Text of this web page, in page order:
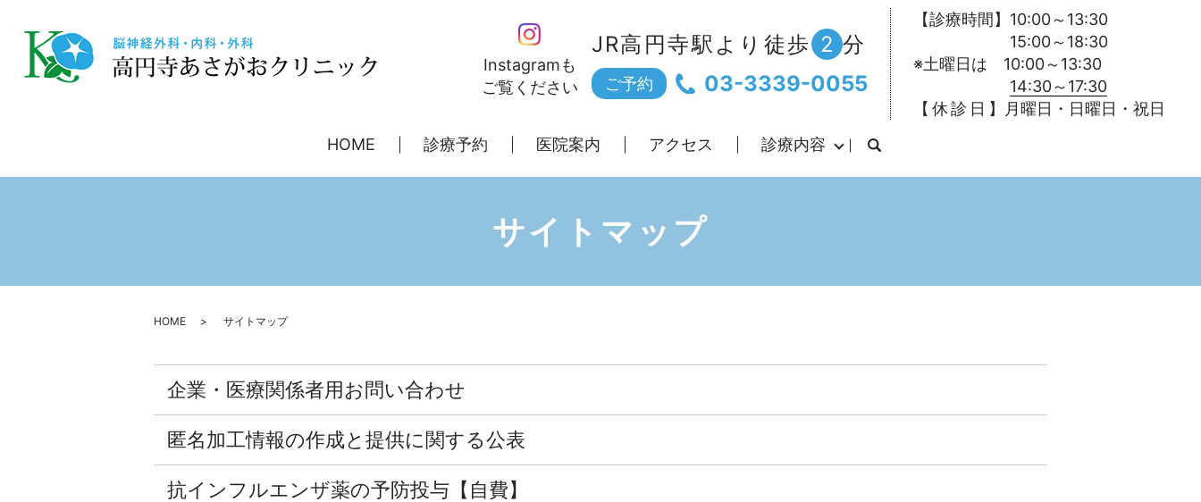
Instagramも
ご覧ください
JR高円寺駅より徒歩 2 分
ご予約 03-3339-0055
【診療時間】10:00～13:30
15:00～18:30
※土曜日は 10:00～13:30
14:30～17:30
【 休 診 日 】月曜日・日曜日・祝日
HOME
診療予約 医院案内 アクセス 診療内容
サイトマップ
HOME サイトマップ
企業・医療関係者用お問い合わせ
匿名加⼯情報の作成と提供に関する公表
抗インフルエンザ薬の予防投与【自費】